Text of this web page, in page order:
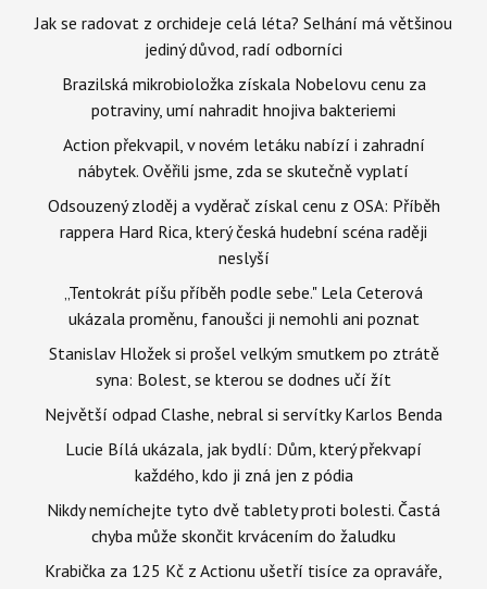
Jak se radovat z orchideje celá léta? Selhání má většinou
jediný důvod, radí odborníci
Brazilská mikrobioložka získala Nobelovu cenu za
potraviny, umí nahradit hnojiva bakteriemi
Action překvapil, v novém letáku nabízí i zahradní
nábytek. Ověřili jsme, zda se skutečně vyplatí
Odsouzený zloděj a vyděrač získal cenu z OSA: Příběh
rappera Hard Rica, který česká hudební scéna raději
neslyší
„Tentokrát píšu příběh podle sebe." Lela Ceterová
ukázala proměnu, fanoušci ji nemohli ani poznat
Stanislav Hložek si prošel velkým smutkem po ztrátě
syna: Bolest, se kterou se dodnes učí žít
Největší odpad Clashe, nebral si servítky Karlos Benda
Lucie Bílá ukázala, jak bydlí: Dům, který překvapí
každého, kdo ji zná jen z pódia
Nikdy nemíchejte tyto dvě tablety proti bolesti. Častá
chyba může skončit krvácením do žaludku
Krabička za 125 Kč z Actionu ušetří tisíce za opraváře,